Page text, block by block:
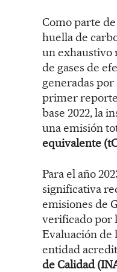
Como parte
huella de
un exhaustivo
de gases de
generadas por
primer
base 2022, la
una emisión
equivalente
Para el año
significativa
emisiones de
verificado por
Evaluación de
entidad
de Calidad